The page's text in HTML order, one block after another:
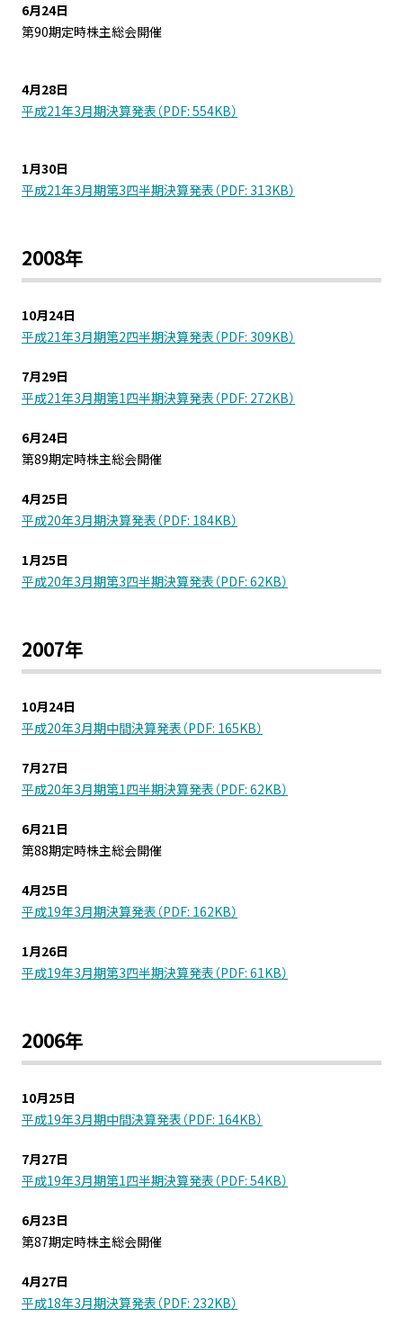
6月24日
第90期定時株主総会開催
4月28日
平成21年3月期決算発表（PDF: 554KB）
1月30日
平成21年3月期第3四半期決算発表（PDF: 313KB）
2008年
10月24日
平成21年3月期第2四半期決算発表（PDF: 309KB）
7月29日
平成21年3月期第1四半期決算発表（PDF: 272KB）
6月24日
第89期定時株主総会開催
4月25日
平成20年3月期決算発表（PDF: 184KB）
1月25日
平成20年3月期第3四半期決算発表（PDF: 62KB）
2007年
10月24日
平成20年3月期中間決算発表（PDF: 165KB）
7月27日
平成20年3月期第1四半期決算発表（PDF: 62KB）
6月21日
第88期定時株主総会開催
4月25日
平成19年3月期決算発表（PDF: 162KB）
1月26日
平成19年3月期第3四半期決算発表（PDF: 61KB）
2006年
10月25日
平成19年3月期中間決算発表（PDF: 164KB）
7月27日
平成19年3月期第1四半期決算発表（PDF: 54KB）
6月23日
第87期定時株主総会開催
4月27日
平成18年3月期決算発表（PDF: 232KB）